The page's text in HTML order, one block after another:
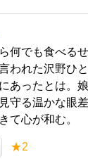
何でも食べる
われた沢野ひ
あったとは。
守る温かな眼
て心が和む。
★2